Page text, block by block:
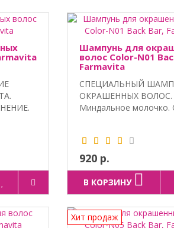
Шампунь для
волос Color-N01
Farmavita
СПЕЦИАЛЬНЫЙ
ОКРАШЕННЫХ ВОЛОС.
Миндальное молочко.
920 р.
В КОРЗИНУ
Хит продаж